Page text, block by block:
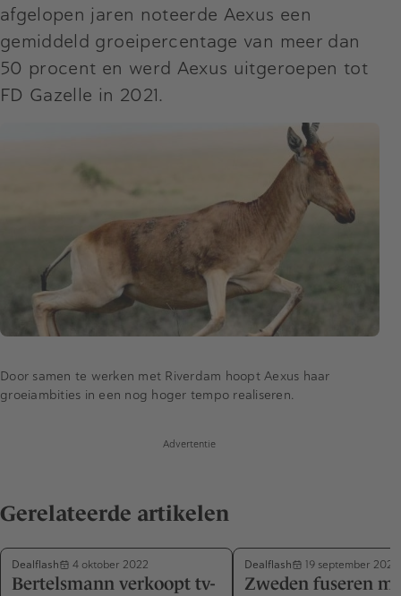
afgelopen jaren noteerde Aexus een
gemiddeld groeipercentage van meer dan
50 procent en werd Aexus uitgeroepen tot
FD Gazelle in 2021.
Door samen te werken met Riverdam hoopt Aexus haar
groeiambities in een nog hoger tempo realiseren.
Advertentie
Gerelateerde artikelen
Dealflash 4 oktober 2022
Bertelsmann verkoopt tv-
Dealflash 19 september 2022
Zweden fuseren